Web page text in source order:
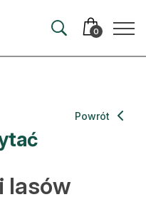
0
Powrót
lasów